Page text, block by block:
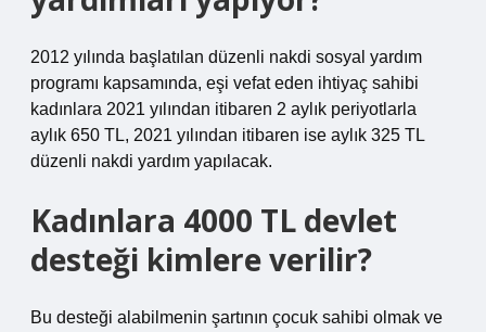
2012 yılında başlatılan düzenli nakdi sosyal yardım
programı kapsamında, eşi vefat eden ihtiyaç sahibi
kadınlara 2021 yılından itibaren 2 aylık periyotlarla
aylık 650 TL, 2021 yılından itibaren ise aylık 325 TL
düzenli nakdi yardım yapılacak.
Kadınlara 4000 TL devlet
desteği kimlere verilir?
Bu desteği alabilmenin şartının çocuk sahibi olmak ve